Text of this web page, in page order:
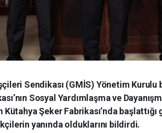
Sendikası (GMİS) Yönetim Kurulu
Sosyal Yardımlaşma ve
Kütahya Şeker Fabrikası’nda
yanında olduklarını bildirdi.